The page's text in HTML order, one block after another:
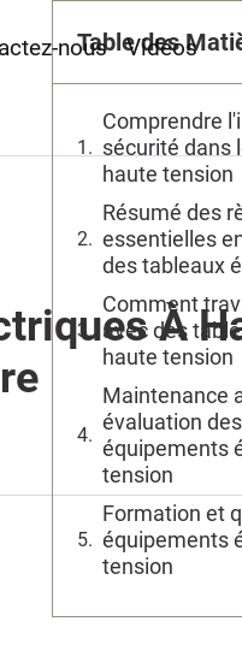
nous Vidéos
À
Table des
Comprendre
sécurité dans
haute tension
Résumé des
essentielles
des tableaux
Comment
avec des
haute tension
Maintenance
évaluation
équipements
tension
Formation et
équipements
tension